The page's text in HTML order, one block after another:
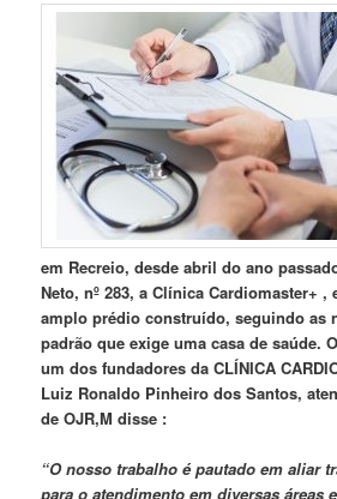
em Recreio, desde abril do ano
Neto, nº 283, a Clínica Cardiomaster+ ,
amplo prédio construído, seguindo as
padrão que exige uma casa de saúde.
um dos fundadores da CLÍNICA
Luiz Ronaldo Pinheiro dos Santos,
de OJR,M disse :
“O nosso trabalho é pautado em aliar
para o atendimento em diversas áreas